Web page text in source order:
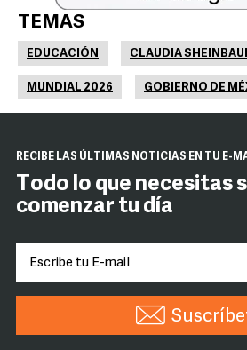
TEMAS
EDUCACIÓN CLAUDIA
MUNDIAL 2026 GOBIERNO DE
RECIBE LAS ÚLTIMAS NOTICIAS EN TU E-
Todo lo que necesitas
comenzar tu día